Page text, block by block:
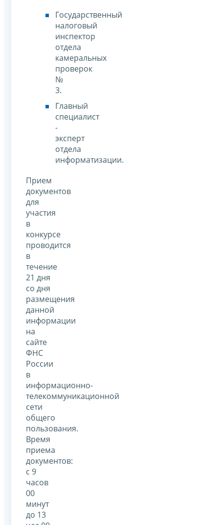
Государственный
налоговый
инспектор
отдела
камеральных
проверок
№
3.
Главный
специалист
-
эксперт
отдела
информатизации.
Прием
документов
для
участия
в
конкурсе
проводится
в
течение
21 дня
со дня
размещения
данной
информации
на
сайте
ФНС
России
в
информационно-
телекоммуникационной
сети
общего
пользования.
Время
приема
документов:
с 9
часов
00
минут
до 13